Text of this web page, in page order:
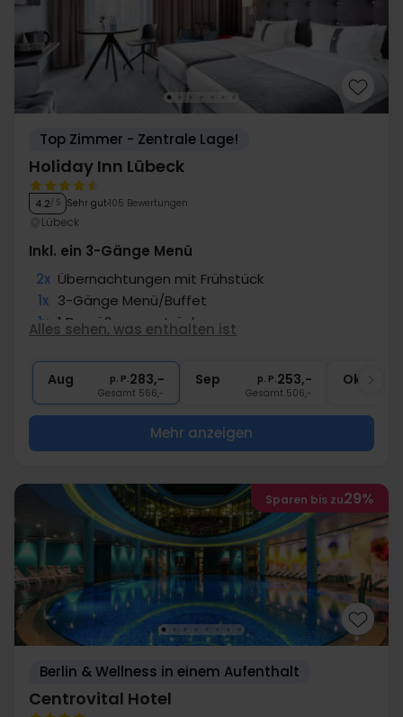
Top Zimmer - Zentrale Lage!
Holiday Inn Lübeck
4.2/ 5 Sehr gut 105 Bewertungen
Lübeck
Inkl. ein 3-Gänge Menü
2x Übernachtungen mit Frühstück
1x 3-Gänge Menü/Buffet
1x 1 Begrüßungsgetränk
2x Gratis Internet und Parken
Alles sehen, was enthalten ist
Aug p. P.283,-
Gesamt 566,-
Sep p. P.253,-
Gesamt 506,-
Okt
Mehr anzeigen
Sparen bis zu29%
Berlin & Wellness in einem Aufenthalt
Centrovital Hotel